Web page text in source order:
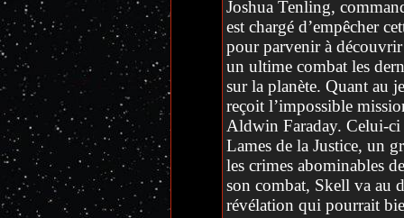
Joshua Tenling,
est chargé d’empêcher
pour parvenir à
un ultime combat les
sur la planète. Quant au
reçoit l’impossible
Aldwin Faraday. Celui-ci
Lames de la Justice, un
les crimes abominables
son combat, Skell va au
révélation qui pourrait